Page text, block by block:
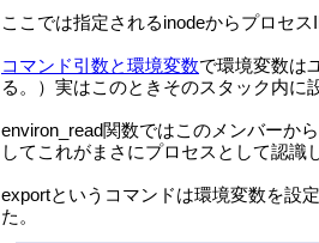
ここでは指定されるinodeからプロセ
コマンド引数と環境変数で環境変数は
る。）実はこのときそのスタック内に
environ_read関数ではこのメンバーか
してこれがまさにプロセスとして認識
exportというコマンドは環境変数を設
た。